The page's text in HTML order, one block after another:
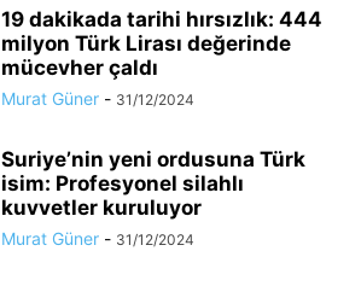
19 dakikada tarihi hırsızlık: 444
milyon Türk Lirası değerinde
mücevher çaldı
Murat Güner - 31/12/2024
Suriye’nin yeni ordusuna Türk
isim: Profesyonel silahlı
kuvvetler kuruluyor
Murat Güner - 31/12/2024